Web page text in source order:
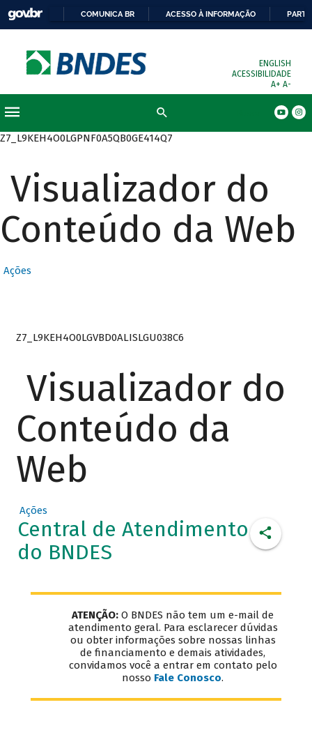
COMUNICA BR ACESSO À INFORMAÇÃO
ENGLISH
ACESSIBILIDADE
A+ A-
Z7_L9KEH4O0LGPNF0A5QB0GE414Q7
Visualizador do
Conteúdo da Web
Ações
Z7_L9KEH4O0LGVBD0ALISLGU038C6
Visualizador do
Conteúdo da
Web
Ações
Central de Atendimento
do BNDES
ATENÇÃO: O BNDES não tem um e-mail de
atendimento geral. Para esclarecer dúvidas
ou obter informações sobre nossas linhas
de financiamento e demais atividades,
convidamos você a entrar em contato pelo
nosso Fale Conosco.